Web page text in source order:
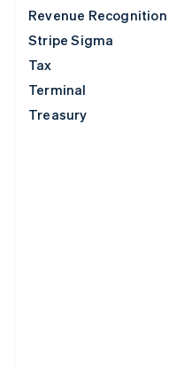
Revenue Recognition
Stripe Sigma
Tax
Terminal
Treasury